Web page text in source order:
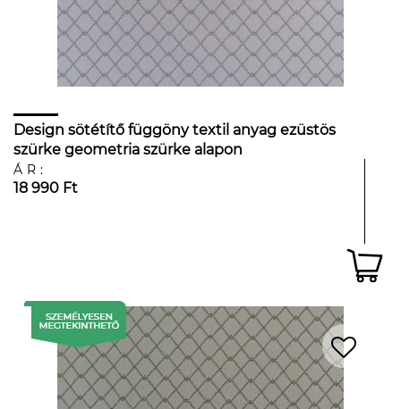
Design sötétítő függöny textil anyag ezüstös
szürke geometria szürke alapon
ÁR:
18 990 Ft